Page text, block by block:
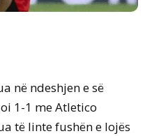
në ndeshjen e së
1-1 me Atletico
të linte fushën e lojës